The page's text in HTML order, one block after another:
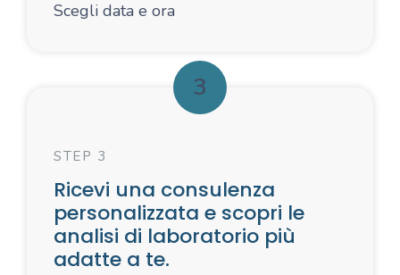
Scegli data e ora
3
STEP 3
Ricevi una consulenza
personalizzata e scopri le
analisi di laboratorio più
adatte a te.